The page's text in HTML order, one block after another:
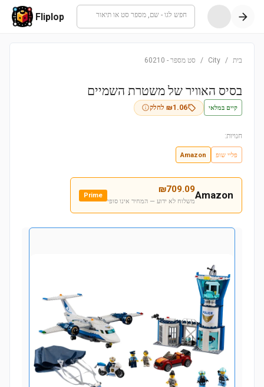
חפש לגו - שם, מספר סט או תיאור Fliplop
בית /
City
/ סט מספר -
60210
בסיס האוויר של משטרת השמיים
קיים במלאי ₪1.06 לחלק
חנויות:
פליי שופ Amazon
Amazon
₪709.09
משלוח לא ידוע — המחיר אינו סופי
Prime